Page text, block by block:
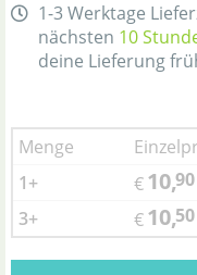
1-3 Werktage
nächsten 10
deine Lieferung
Menge
1+
€10,90
3+
€10,50